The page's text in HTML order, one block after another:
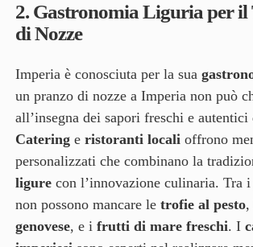
2. Gastronomia Liguria per il
di Nozze
Imperia è conosciuta per la sua
un pranzo di nozze a Imperia non può
all’insegna dei sapori freschi e autentici
Cateringe ristoranti localioffrono
personalizzati che combinano la
ligurecon l’innovazione culinaria. Tra
non possono mancare le trofie al pesto,
genovese, e i frutti di mare freschi. I